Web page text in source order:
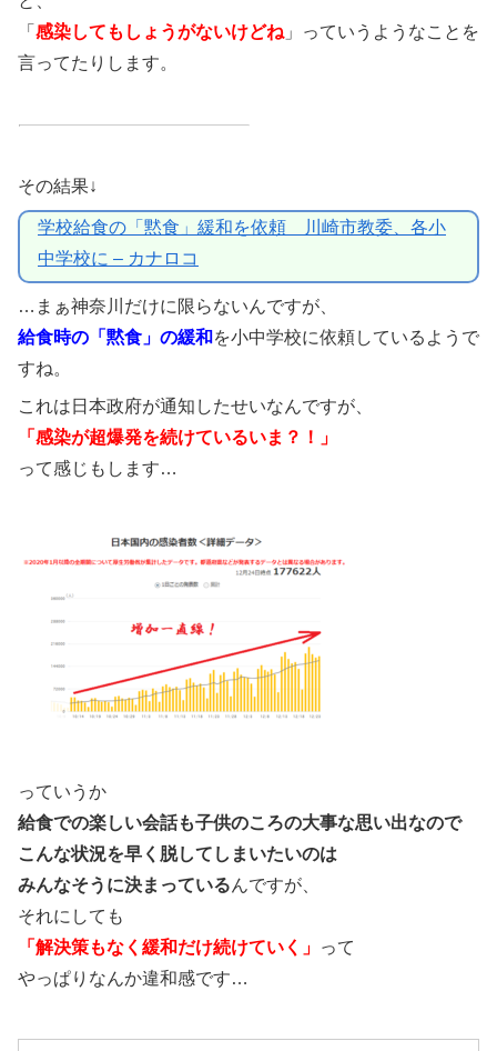
「 感染してもしょうがないけどね 」っていうようなことを
言ってたりします。
その結果↓
学校給食の「黙食」緩和を依頼 川崎市教委、各小
中学校に – カナロコ
…まぁ神奈川だけに限らないんですが、
給食時の「黙食」の緩和 を小中学校に依頼しているようで
すね。
これは日本政府が通知したせいなんですが、
「感染が超爆発を続けているいま？！」
って感じもします…
っていうか
給食での楽しい会話も子供のころの大事な思い出なので
こんな状況を早く脱してしまいたいのは
みんなそうに決まっているんですが、
それにしても
「解決策もなく緩和だけ続けていく」 って
やっぱりなんか違和感です…